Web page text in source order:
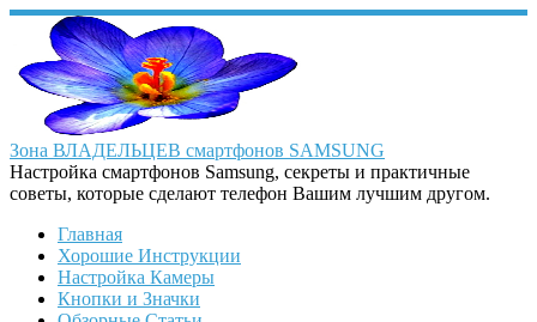
Перейти
содержимому
Зона ВЛАДЕЛЬЦЕВ смартфонов SAMSUNG
Настройка смартфонов Samsung, секреты и практичные
советы, которые сделают телефон Вашим лучшим другом.
Главная
Хорошие Инструкции
Настройка Камеры
Кнопки и Значки